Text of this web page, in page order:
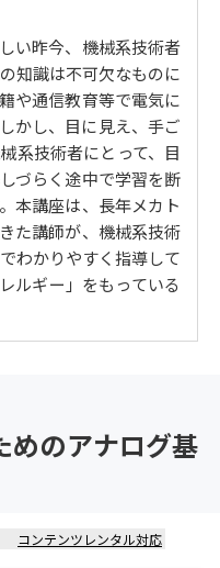
波と正弦波以外の交流 /
みるとわかりやすい / 回
抗とコンデンサの直列回
ィルタ回路 / 有効電力 /
CL回路 / 周波数特性 / 三
スター）結線とは／Δ
スはなぜ電圧を変換でき
スタとその仕組み / DCA
使い方 / ACVレンジの使
ープによる波形の観測 /
電線の種類と使い分け /
/ ノイズ発生とその対策 /
タンス / 浮遊静電容量 /
い昨今、機械系技術者
知識は不可欠なものに
や通信教育等で電気に
かし、目に見え、手ご
系技術者にとって、目
づらく途中で学習を断
本講座は、長年メカト
た講師が、機械系技術
わかりやすく指導して
ルギー」をもっている
めのアナログ基
コンテンツレンタル対応